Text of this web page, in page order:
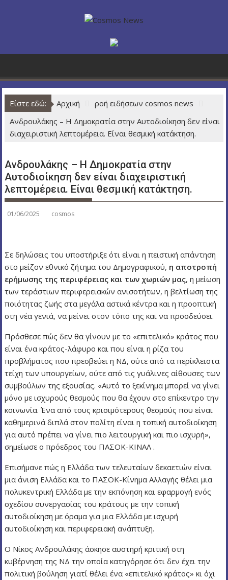
σ
ε
Είστε εδώ: Αρχική
ροή ειδήσεων cosmos news
Ανδρουλάκης – Η Δημοκρατία στην Αυτοδιοίκηση δεν είναι
διαχειριστική λεπτομέρεια. Είναι θεσμική κατάκτηση.
Ανδρουλάκης – Η Δημοκρατία στην
Αυτοδιοίκηση δεν είναι διαχειριστική
λεπτομέρεια. Είναι θεσμική κατάκτηση.
01/06/2025 cosmos
Σε δηλώσεις του υποστήριξε ότι είναι η πειστική απάντηση
στο μείζον εθνικό ζήτημα του Δημογραφικού, η αποτροπή
ερήμωσης της περιφέρειας και των χωριών μας, η μείωση
των τεράστιων περιφερειακών ανισοτήτων, η βελτίωση της
ποιότητας ζωής στα μεγάλα αστικά κέντρα και η προοπτική
στη νέα γενιά, να μείνει στον τόπο της και να προοδεύσει.
Πρόσθεσε πώς δεν θα γίνουν με το «επιτελικό» κράτος που
είναι ένα κράτος-λάφυρο και που είναι η ρίζα του
προβλήματος που πρεσβεύει η ΝΔ, ούτε από τα περίκλειστα
τείχη των υπουργείων, ούτε από τις γυάλινες αίθουσες των
συμβούλων της εξουσίας. «Αυτό το ξεκίνημα μπορεί να γίνει
μόνο με ισχυρούς θεσμούς που θα έχουν στο επίκεντρο την
κοινωνία. Ένα από τους κρισιμότερους θεσμούς που είναι
καθημερινά διπλά στον πολίτη είναι η τοπική αυτοδιοίκηση
για αυτό πρέπει να γίνει πιο λειτουργική και πιο ισχυρή»,
σημείωσε ο πρόεδρος του ΠΑΣΟΚ-ΚΙΝΑΛ .
Επισήμανε πώς η Ελλάδα των τελευταίων δεκαετιών είναι
μια άνιση Ελλάδα και το ΠΑΣΟΚ-Κίνημα Αλλαγής θέλει μια
πολυκεντρική Ελλάδα με την εκπόνηση και εφαρμογή ενός
σχεδίου συνεργασίας του κράτους με την τοπική
αυτοδιοίκηση με όραμα για μια Ελλάδα με ισχυρή
αυτοδιοίκηση και περιφερειακή ανάπτυξη.
Ο Νίκος Ανδρουλάκης άσκησε αυστηρή κριτική στη
κυβέρνηση της ΝΔ την οποία κατηγόρησε ότι δεν έχει την
πολιτική βούληση γιατί θέλει ένα «επιτελικό κράτος» κι όχι